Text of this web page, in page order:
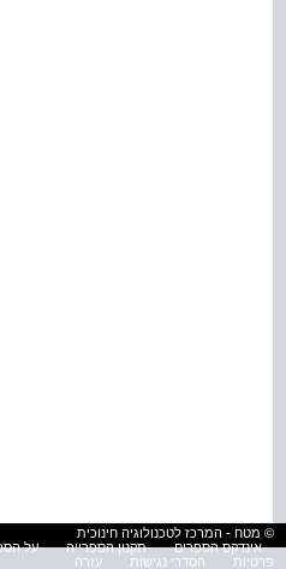
© מטח - המרכז לטכנולוגיה חינוכית
אינדקס הספרים
תקנון הספרייה על
פרטיות
הסדרי נגישות עזרה